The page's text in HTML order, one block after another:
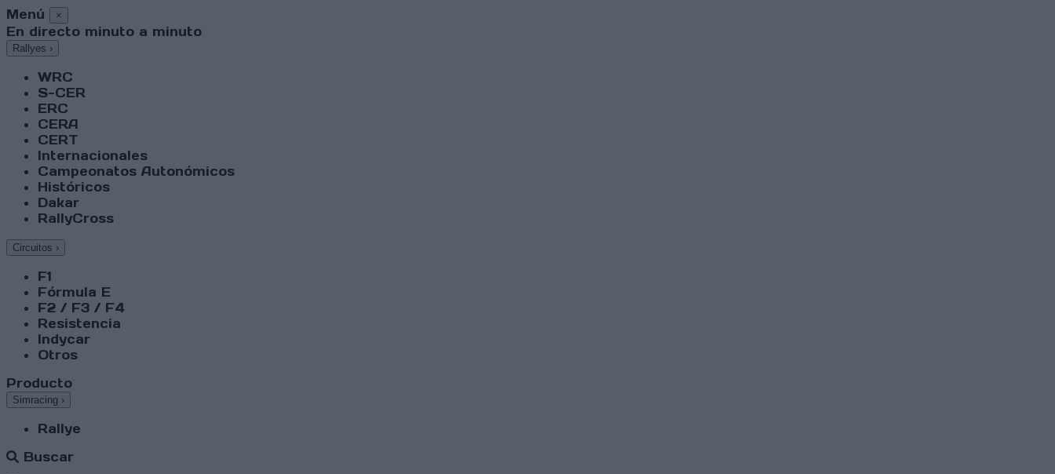
Menú ×
En directo minuto a minuto
Rallyes ›
WRC
S-CER
ERC
CERA
CERT
Internacionales
Campeonatos Autonómicos
Históricos
Dakar
RallyCross
Circuitos ›
F1
Fórmula E
F2 / F3 / F4
Resistencia
Indycar
Otros
Producto
Simracing ›
Rallye
Buscar